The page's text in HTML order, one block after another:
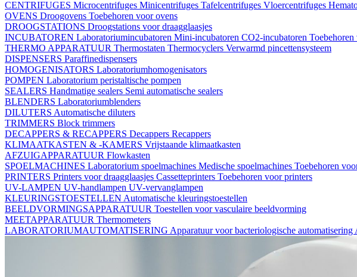
CENTRIFUGES Microcentrifuges Minicentrifuges Tafelcentrifuges Vloercentrifuges
OVENS Droogovens Toebehoren voor ovens
DROOGSTATIONS Droogstations voor draagglaasjes
INCUBATOREN Laboratoriumincubatoren Mini-incubatoren CO2-incubatoren
THERMO APPARATUUR Thermostaten Thermocyclers Verwarmd pincettensysteem
DISPENSERS Paraffinedispensers
HOMOGENISATORS Laboratoriumhomogenisators
POMPEN Laboratorium peristaltische pompen
SEALERS Handmatige sealers Semi automatische sealers
BLENDERS Laboratoriumblenders
DILUTERS Automatische diluters
TRIMMERS Block trimmers
DECAPPERS & RECAPPERS Decappers Recappers
KLIMAATKASTEN & -KAMERS Vrijstaande klimaatkasten
AFZUIGAPPARATUUR Flowkasten
SPOELMACHINES Laboratorium spoelmachines Medische spoelmachines Toebehoren
PRINTERS Printers voor draagglaasjes Cassetteprinters Toebehoren voor printers
UV-LAMPEN UV-handlampen UV-vervanglampen
KLEURINGSTOESTELLEN Automatische kleuringstoestellen
BEELDVORMINGSAPPARATUUR Toestellen voor vasculaire beeldvorming
MEETAPPARATUUR Thermometers
LABORATORIUMAUTOMATISERING Apparatuur voor bacteriologische automatisering